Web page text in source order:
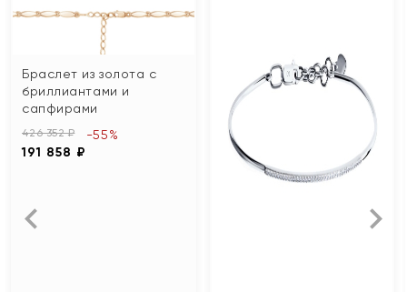
Браслет из золота с
бриллиантами и
сапфирами
426 352 ₽
191 858 ₽
-55%